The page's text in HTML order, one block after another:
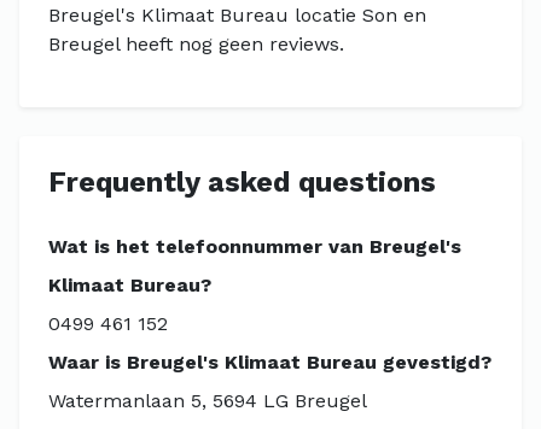
Breugel's Klimaat Bureau locatie Son en
Breugel heeft nog geen reviews.
Frequently asked questions
Wat is het telefoonnummer van Breugel's
Klimaat Bureau?
0499 461 152
Waar is Breugel's Klimaat Bureau gevestigd?
Watermanlaan 5, 5694 LG Breugel